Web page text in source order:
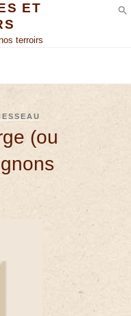
ET
terroirs
(ou